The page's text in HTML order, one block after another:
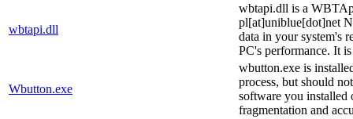
wbtapi.dll
wbtapi.dll is a
pl[at]uniblue[dot]net
data in your system's
PC's performance. It
Wbutton.exe
wbutton.exe is
process, but should
software you installed
fragmentation and